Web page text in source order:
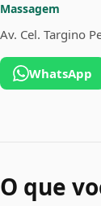
Massagem
Av. Cel. Targino
WhatsApp
O que